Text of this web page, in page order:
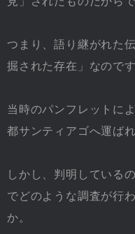
つまり、語り継がれた
掘された存在」なのです
当時のパンフレットに
都サンティアゴへ運ば
しかし、判明している
でどのような調査が行
か。